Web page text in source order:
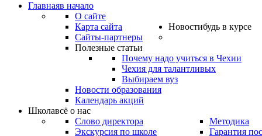
Главнаяв начало
О сайте
Карта сайта
Сайты-партнеры
Новостибудь в курсе
Полезные статьи
Почему надо учиться в Чехии
Чехия для талантливых
Выбираем вуз
Новости образования
Календарь акций
Школавсё о нас
Слово директора
Экскурсия по школе
Методика
Гарантия